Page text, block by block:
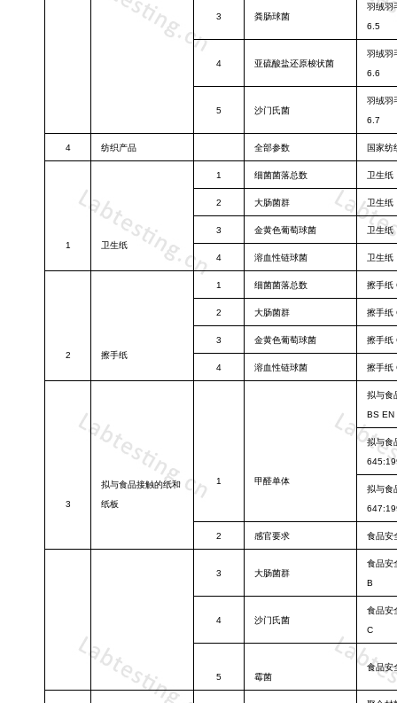
3 粪肠球菌
羽绒羽
6.5
4 亚硫酸盐还原梭状菌
羽绒羽
6.6
5 沙门氏菌
羽绒羽
6.7
4 纺织产品 全部参数 国家纺
1 卫生纸
1 细菌菌落总数 卫生纸
2 大肠菌群 卫生纸
3 金黄色葡萄球菌 卫生纸
4 溶血性链球菌 卫生纸
2 擦手纸
1 细菌菌落总数 擦手纸
2 大肠菌群 擦手纸
3 金黄色葡萄球菌 擦手纸
4 溶血性链球菌 擦手纸
3
拟与食品接触的纸和
纸板
1 甲醛单体
拟与食
BS EN
拟与食
拟与食
2 感官要求 食品安
3 大肠菌群
食品安
B
4 沙门氏菌
食品安
C
5 霉菌
食品安